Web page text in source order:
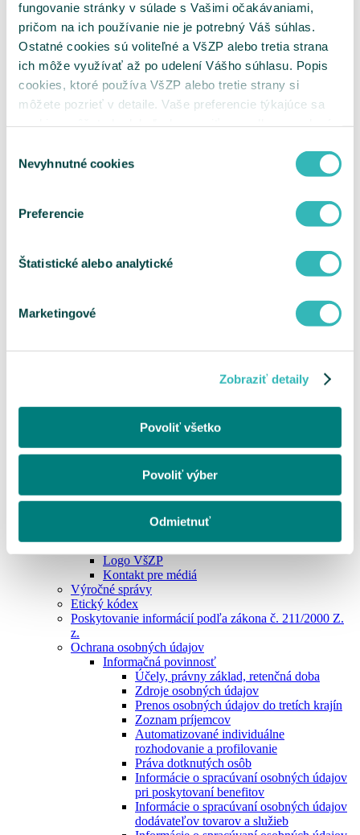
fungovanie stránky v súlade s Vašimi očakávaniami,
pričom na ich používanie nie je potrebný Váš súhlas.
Ostatné cookies sú voliteľné a VšZP alebo tretia strana
ich môže využívať až po udelení Vášho súhlasu. Popis
cookies, ktoré používa VšZP alebo tretie strany si
môžete pozrieť v detaile. Vaše preferencie týkajúce sa
súhlasu
Nevyhnutné cookies
Preferencie
Štatistické alebo analytické
Marketingové
Zobraziť detaily
Povoliť všetko
Povoliť výber
Odmietnuť
Zdravotnícke pomôcky
Zoznam liekov
Zoznam liekov so spôsobom úhrady A, AS
s vykazovacími jednotkami
Zoznam liekov, ktoré hradí VšZP nad
rámec kategorizácie
Zoznam ŠZM
Zdravotnícke pomôcky
Žiadosť o náhradný certifikát
Aktuálny zoznam zmluvných vzťahov - Dávka D534
Vyhľadať zmluvného poskytovateľa
Čistý ordinačný čas
Podanie návrhu na kúpeľnú starostlivosť cez
Kontakt pre poskytovateľov zdravotnej starostlivosti
Osoby podľa zákona č. 580/2004 Z.z. §9 a §11
O nás
Organizačná štruktúra
Tlačové správy
Logo VšZP
Kontakt pre médiá
Výročné správy
Etický kódex
Poskytovanie informácií podľa zákona č. 211/2000 Z.
z.
Ochrana osobných údajov
Informačná povinnosť
Účely, právny základ, retenčná doba
Zdroje osobných údajov
Prenos osobných údajov do tretích krajín
Zoznam príjemcov
Automatizované individuálne
rozhodovanie a profilovanie
Práva dotknutých osôb
Informácie o spracúvaní osobných údajov
pri poskytovaní benefitov
Informácie o spracúvaní osobných údajov
dodávateľov tovarov a služieb